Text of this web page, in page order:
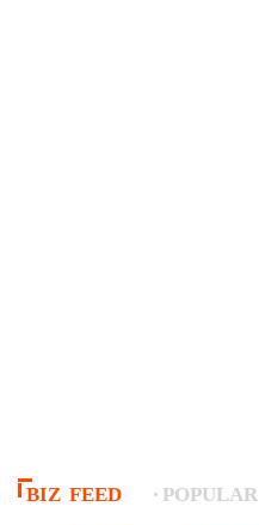
BIZ FEED POPULAR